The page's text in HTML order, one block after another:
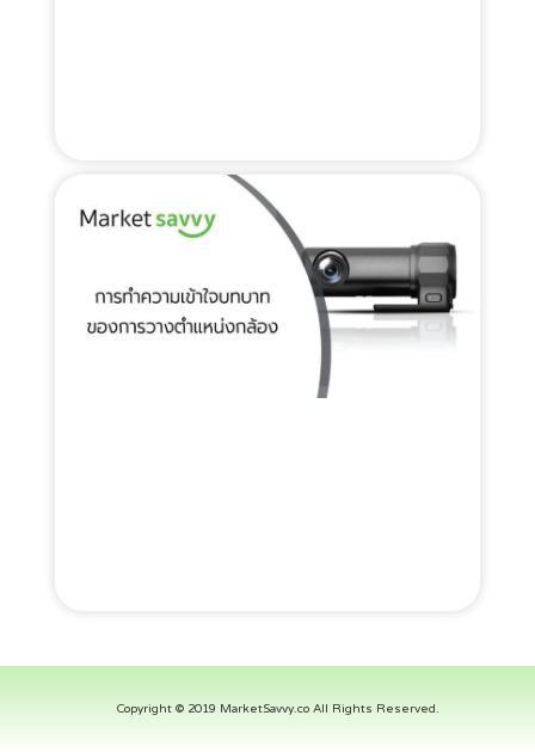
Copyright © 2019 MarketSavvy.co All Rights Reserved.